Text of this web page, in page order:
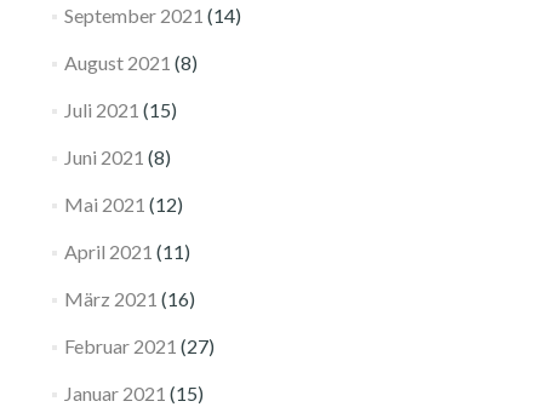
September 2021 (14)
August 2021 (8)
Juli 2021 (15)
Juni 2021 (8)
Mai 2021 (12)
April 2021 (11)
März 2021 (16)
Februar 2021 (27)
Januar 2021 (15)